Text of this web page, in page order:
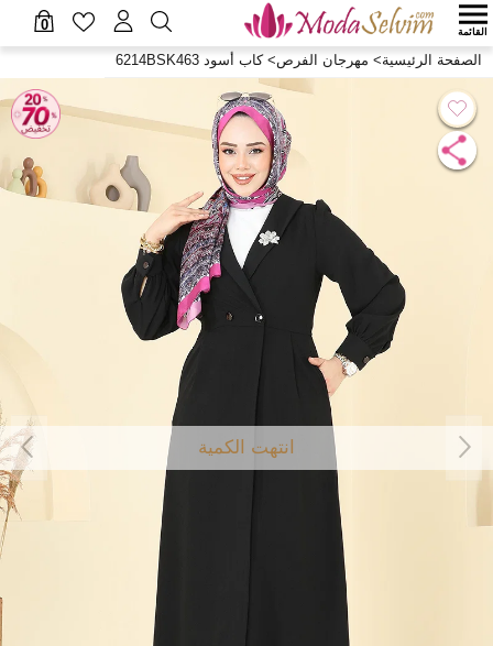
0 القائمة
الصفحة الرئيسية> مهرجان الفرص>كاب أسود 6214BSK463
انتهت الكمية